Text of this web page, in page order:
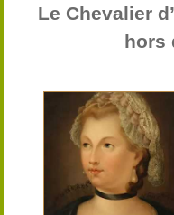
Le Chevalier
hors